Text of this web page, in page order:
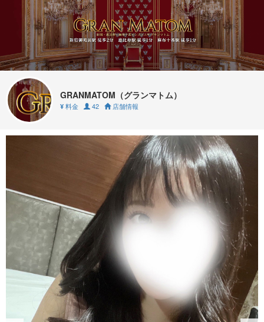
GRANMATOM（グランマトム）
¥ 料金 42 店舗情報